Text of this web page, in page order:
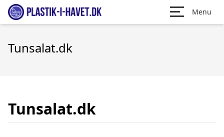
Menu
Tunsalat.dk
Tunsalat.dk